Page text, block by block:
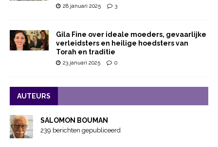
28 januari 2025 3
Gila Fine over ideale moeders, gevaarlijke
verleidsters en heilige hoedsters van
Torah en traditie
23 januari 2025 0
AUTEURS
SALOMON BOUMAN
239 berichten gepubliceerd